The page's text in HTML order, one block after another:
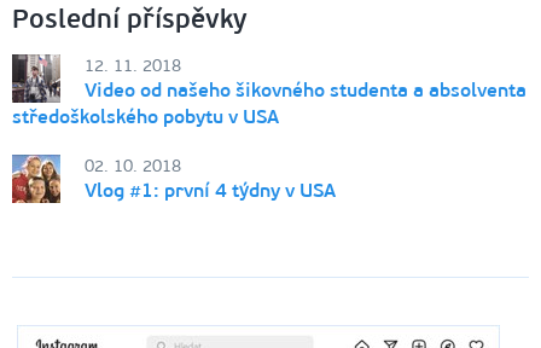
Poslední příspěvky
12. 11. 2018
Video od našeho šikovného studenta a absolventa
středoškolského pobytu v USA
02. 10. 2018
Vlog #1: první 4 týdny v USA